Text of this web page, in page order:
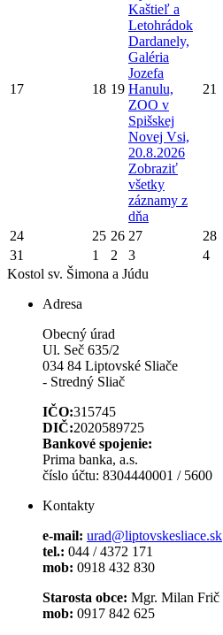
17 18 19
Kaštieľ a
Letohrádok
Dardanely,
Galéria
Jozefa
Hanulu,
ZOO v
Spišskej
Novej Vsi,
20.8.2026
Zobraziť
všetky
záznamy z
dňa
21
24 25 26 27 28
31
1 2 3 4
Kostol sv. Šimona a Júdu
Adresa
Obecný úrad
Ul. Seč 635/2
034 84 Liptovské Sliače
- Stredný Sliač
IČO:315745
DIČ:2020589725
Bankové spojenie:
Prima banka, a.s.
číslo účtu: 8304440001 / 5600
Kontakty
e-mail: urad@liptovskesliace.sk
tel.: 044 / 4372 171
mob: 0918 432 830
Starosta obce: Mgr. Milan Frič
mob: 0917 842 625